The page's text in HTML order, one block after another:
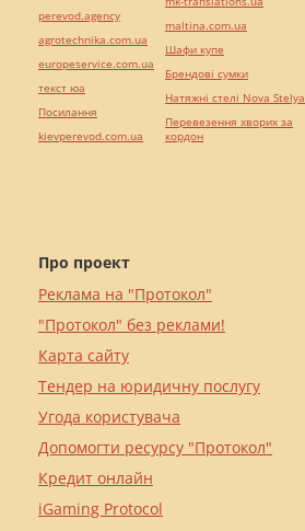
Про проект
Реклама на "Протокол"
"Протокол" без реклами!
Карта сайту
Тендер на юридичну послугу
Угода користувача
Допомогти ресурсу "Протокол"
Кредит онлайн
iGaming Protocol
perevod.agency
agrotechnika.com.ua
europeservice.com.ua
текст юа
Посилання
kievperevod.com.ua
maltina.com.ua
Шафи купе
Брендові сумки
Натяжні стелі Nova Stelya
Перевезення хворих за
кордон